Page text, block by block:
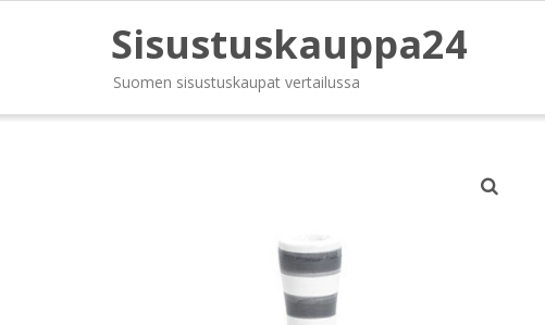
Sisustuskauppa24
Suomen sisustuskaupat vertailussa